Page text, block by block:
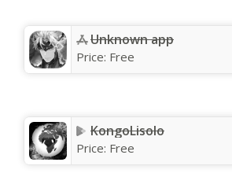
Unknown app
Price: Free
KongoLisolo
Price: Free